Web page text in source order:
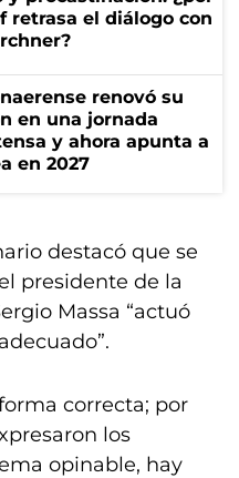
retrasa el diálogo con
renovó su
en una jornada
y ahora apunta a
en 2027
destacó que se
presidente de la
Massa “actuó
correcta; por
los
opinable, hay